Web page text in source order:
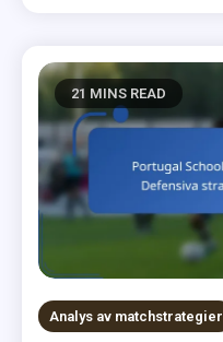
21 MINS READ
Analys av matchstrategier